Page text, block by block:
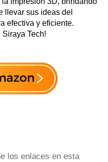
llevar sus ideas del
efectiva y eficiente.
Siraya Tech!
los enlaces en esta